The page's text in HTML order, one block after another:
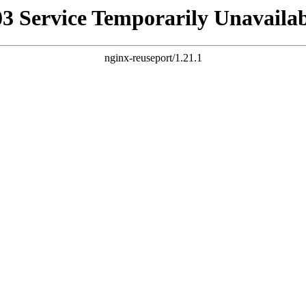
Service Temporarily
nginx-reuseport/1.21.1